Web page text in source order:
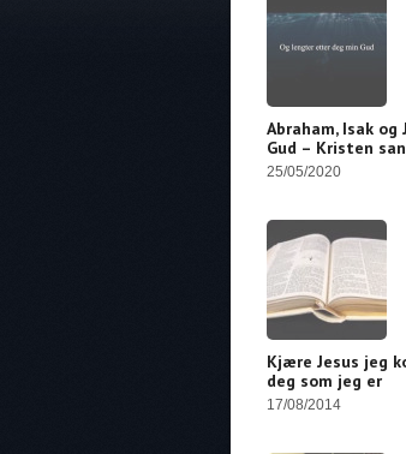
Abraham, Isak og
Gud – Kristen
25/05/2020
Kjære Jesus jeg
deg som jeg er
17/08/2014